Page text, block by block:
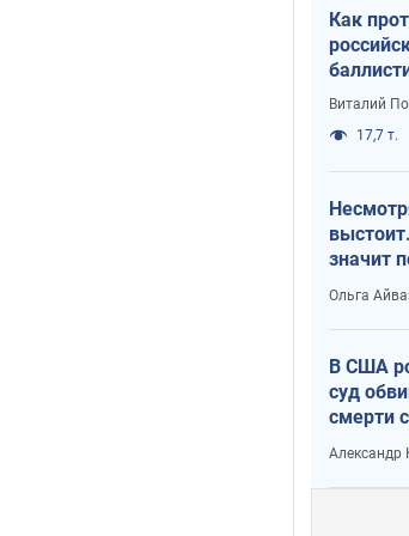
Как
Виталий
17,7 т.
значит
Ольга
В США
суд
смерти
Атака
Александр